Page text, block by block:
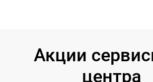
Акции
центра